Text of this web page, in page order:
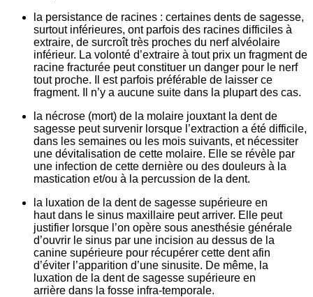
la persistance de racines : certaines dents de sagesse,
surtout inférieures, ont parfois des racines difficiles à
extraire, de surcroît très proches du nerf alvéolaire
inférieur. La volonté d’extraire à tout prix un fragment de
racine fracturée peut constituer un danger pour le nerf
tout proche. Il est parfois préférable de laisser ce
fragment. Il n’y a aucune suite dans la plupart des cas.
la nécrose (mort) de la molaire jouxtant la dent de
sagesse peut survenir lorsque l’extraction a été difficile,
dans les semaines ou les mois suivants, et nécessiter
une dévitalisation de cette molaire. Elle se révèle par
une infection de cette dernière ou des douleurs à la
mastication et/ou à la percussion de la dent.
la luxation de la dent de sagesse supérieure en
hautdans le sinus maxillaire peut arriver. Elle peut
justifier lorsque l’on opère sous anesthésie générale
d’ouvrir le sinus par une incision au dessus de la
canine supérieure pour récupérer cette dent afin
d’éviter l’apparition d’une sinusite. De même, la
luxation de la dent de sagesse supérieure en
arrière dans la fosse infra-temporale.